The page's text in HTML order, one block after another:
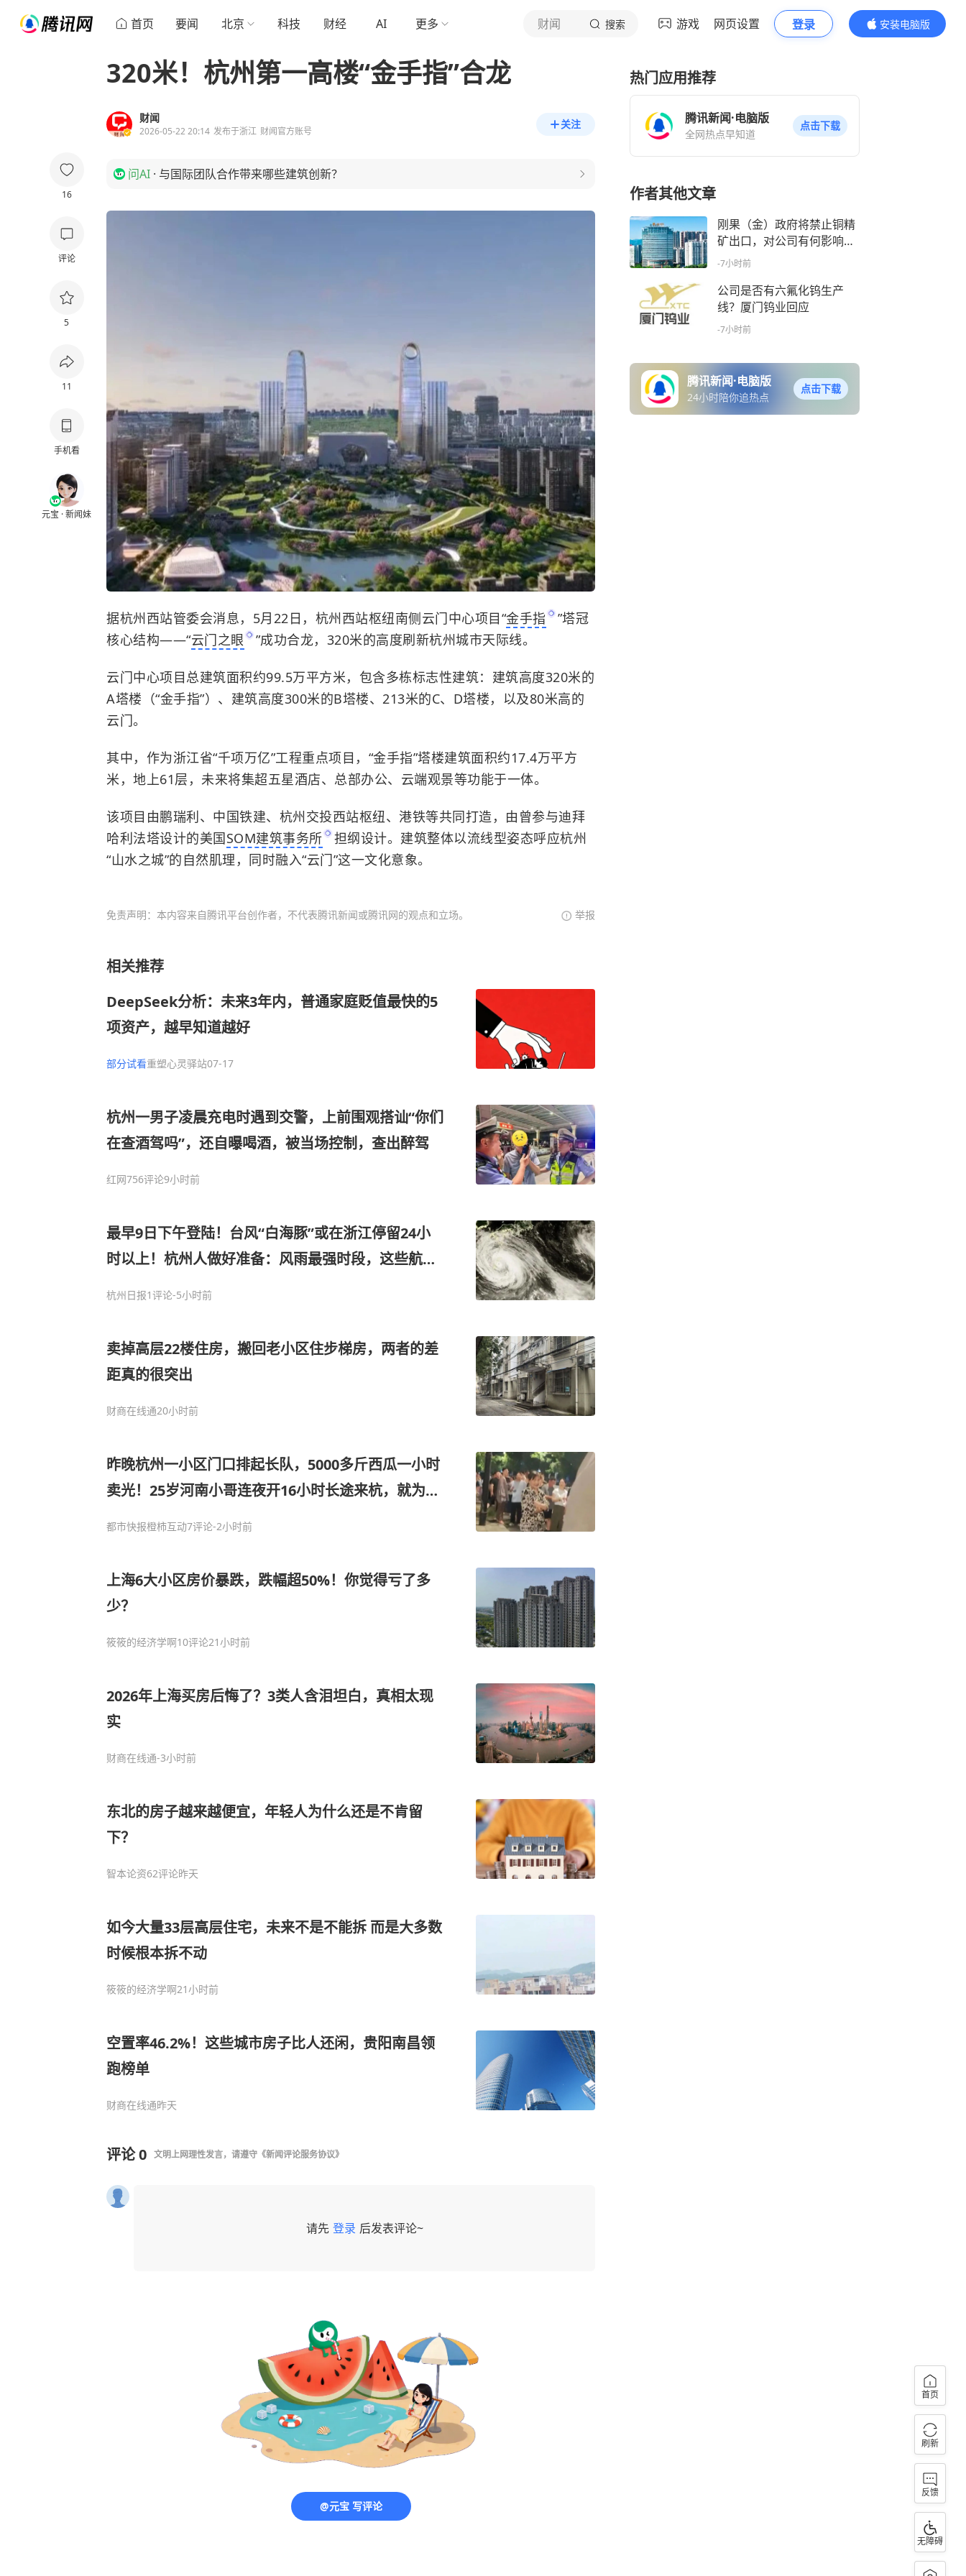
首页 要闻 北京 科技 财经 AI 更多 财闻 搜索 游戏 网页设置 登录
安装电脑版
内容更精彩
16
评论
5
11
手机看
元宝 · 新闻妹
320米！杭州第一高楼“金手指”合龙
财闻
2026-05-22 20:14 发布于浙江 财闻官方账号
关注
问AI · 与国际团队合作带来哪些建筑创新？
据杭州西站管委会消息，5月22日，杭州西站枢纽南侧云门中心项目“金手指
”塔冠
核心结构——“云门之眼 ”成功合龙，320米的高度刷新杭州城市天际线。
云门中心项目总建筑面积约99.5万平方米，包含多栋标志性建筑：建筑高度320米的
A塔楼（“金手指”）、建筑高度300米的B塔楼、213米的C、D塔楼，以及80米高的
云门。
其中，作为浙江省“千项万亿”工程重点项目，“金手指”塔楼建筑面积约17.4万平方
米，地上61层，未来将集超五星酒店、总部办公、云端观景等功能于一体。
该项目由鹏瑞利、中国铁建、杭州交投西站枢纽、港铁等共同打造，由曾参与迪拜
哈利法塔设计的美国SOM建筑事务所
担纲设计。建筑整体以流线型姿态呼应杭州
“山水之城”的自然肌理，同时融入“云门”这一文化意象。
免责声明：本内容来自腾讯平台创作者，不代表腾讯新闻或腾讯网的观点和立场。 举报
相关推荐
DeepSeek分析：未来3年内，普通家庭贬值最快的5
项资产，越早知道越好
部分试看重塑心灵驿站07-17
杭州一男子凌晨充电时遇到交警，上前围观搭讪“你们
在查酒驾吗”，还自曝喝酒，被当场控制，查出醉驾
红网756评论9小时前
最早9日下午登陆！台风“白海豚”或在浙江停留24小
时以上！杭州人做好准备：风雨最强时段，这些航班
杭州日报1评论-5小时前
卖掉高层22楼住房，搬回老小区住步梯房，两者的差
距真的很突出
财商在线通20小时前
昨晚杭州一小区门口排起长队，5000多斤西瓜一小时
卖光！25岁河南小哥连夜开16小时长途来杭，就为了
都市快报橙柿互动7评论-2小时前
上海6大小区房价暴跌，跌幅超50%！你觉得亏了多
少？
筱筱的经济学啊10评论21小时前
2026年上海买房后悔了？3类人含泪坦白，真相太现
实
财商在线通-3小时前
东北的房子越来越便宜，年轻人为什么还是不肯留
下？
智本论资62评论昨天
如今大量33层高层住宅，未来不是不能拆 而是大多数
时候根本拆不动
筱筱的经济学啊21小时前
空置率46.2%！这些城市房子比人还闲，贵阳南昌领
跑榜单
财商在线通昨天
评论0 文明上网理性发言，请遵守 《新闻评论服务协议》
请先 登录 后发表评论~
@元宝 写评论
热门应用推荐
腾讯新闻·电脑版
全网热点早知道
点击下载
作者其他文章
刚果（金）政府将禁止铜精
矿出口，对公司有何影响？
紫金矿业回应
-7小时前
公司是否有六氟化钨生产
线？厦门钨业回应
-7小时前
腾讯新闻·电脑版
24小时陪你追热点
点击下载
首页
刷新
反馈
无障碍